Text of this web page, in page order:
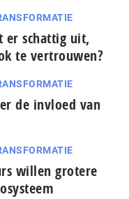
er schattig uit,
te vertrouwen?
de invloed van
willen grotere